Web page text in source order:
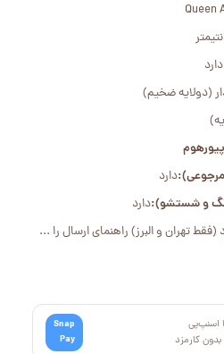
Queen
دارد
(دولایه ضخیم)
دارد
رنگ و شستشو):دارد
(فقط تهران و البرز) راهنمای ارسال را ...
اسنپ‌پی
کارمزد
Snap
Pay